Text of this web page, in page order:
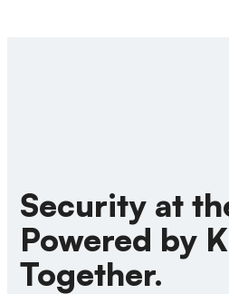
Security at
Powered by
Together.